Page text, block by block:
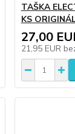
TAŠKA
KS
27,00
21,95 EUR